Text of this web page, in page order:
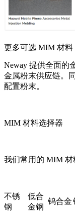
更多可选 MIM 材料
Neway 提供全面的
金属粉末供应链。
配置粉末。
MIM 材料选择器
我们常用的 MIM 材
不锈
钢
低合
金钢
钨合金